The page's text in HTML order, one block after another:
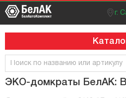
г.
Вход /
ЭКО-домкраты БелАК: